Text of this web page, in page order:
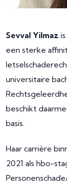
Sevval Yilmaz
een sterke
universitaire
beschikt
basis.
Haar carrière
2021 als hbo-